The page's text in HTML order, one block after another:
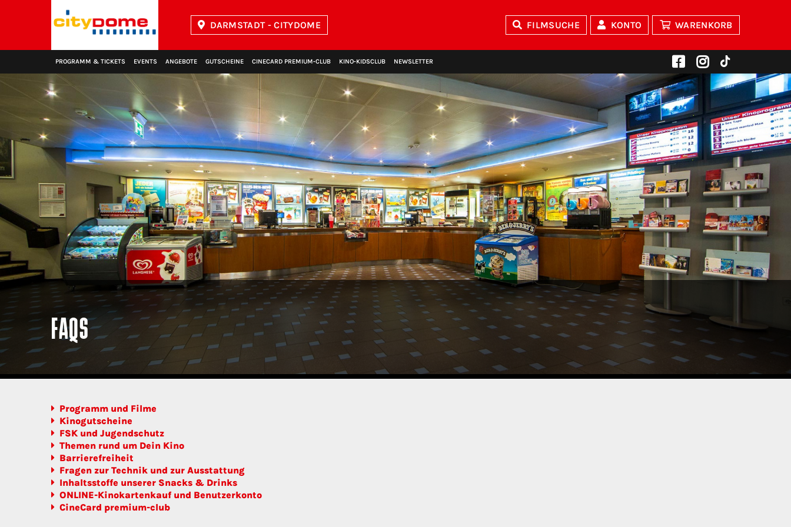
DARMSTADT - CITYDOME FILMSUCHE KONTO WARENKORB
PROGRAMM & TICKETS EVENTS ANGEBOTE GUTSCHEINE CINECARD PREMIUM‑CLUB KINO‑KIDSCLUB NEWSLETTER
FAQS
Programm und Filme
Kinogutscheine
FSK und Jugendschutz
Themen rund um Dein Kino
Barrierefreiheit
Fragen zur Technik und zur Ausstattung
Inhaltsstoffe unserer Snacks & Drinks
ONLINE-Kinokartenkauf und Benutzerkonto
CineCard premium-club